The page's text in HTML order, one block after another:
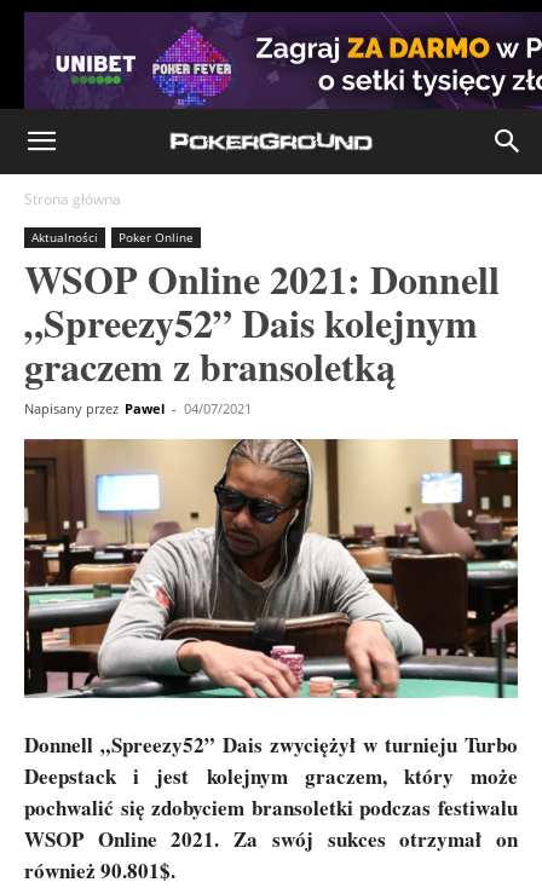
Strona główna
Aktualności Poker Online
WSOP Online 2021: Donnell
„Spreezy52” Dais kolejnym
graczem z bransoletką
Napisany przez Pawel - 04/07/2021
Donnell „Spreezy52” Dais zwyciężył w turnieju Turbo
Deepstack i jest kolejnym graczem, który może
pochwalić się zdobyciem bransoletki podczas festiwalu
WSOP Online 2021. Za swój sukces otrzymał on
również 90.801$.